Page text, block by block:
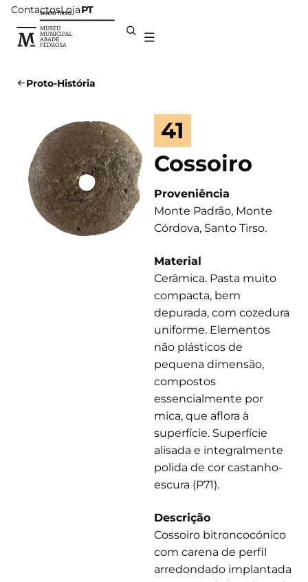
ContactosLojaPT
Proto-História
41
Cossoiro
Proveniência
Monte Padrão, Monte
Córdova, Santo Tirso.
Material
Cerâmica. Pasta muito
compacta, bem
depurada, com cozedura
uniforme. Elementos
não plásticos de
pequena dimensão,
compostos
essencialmente por
mica, que aflora à
superfície. Superfície
alisada e integralmente
polida de cor castanho-
escura (P71).
Descrição
Cossoiro bitroncocónico
com carena de perfil
arredondado implantada